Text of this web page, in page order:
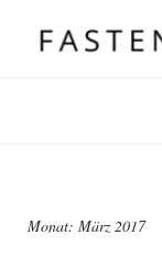
Monat: März 2017